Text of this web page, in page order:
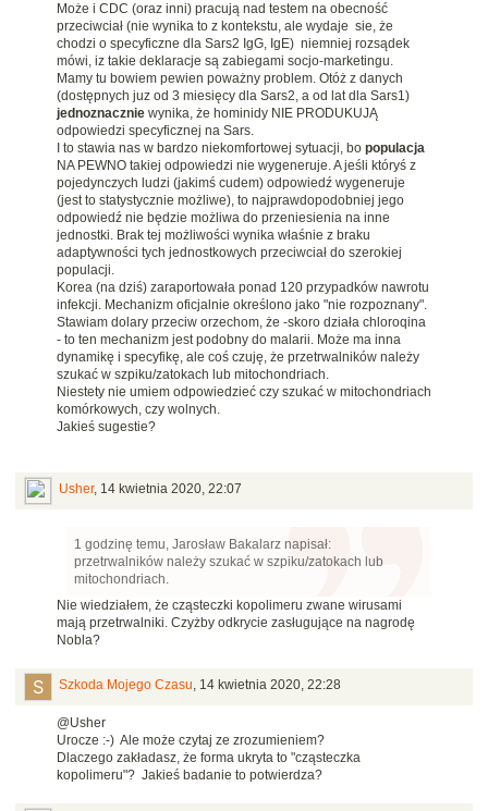
Może i CDC (oraz inni) pracują nad testem na obecność
przeciwciał (nie wynika to z kontekstu, ale wydaje sie, że
chodzi o specyficzne dla Sars2 IgG, IgE) niemniej rozsądek
mówi, iz takie deklaracje są zabiegami socjo-marketingu.
Mamy tu bowiem pewien poważny problem. Otóż z danych
(dostępnych juz od 3 miesięcy dla Sars2, a od lat dla Sars1)
jednoznacznie wynika, że hominidy NIE PRODUKUJĄ
odpowiedzi specyficznej na Sars.
I to stawia nas w bardzo niekomfortowej sytuacji, bo populacja
NA PEWNO takiej odpowiedzi nie wygeneruje. A jeśli któryś z
pojedynczych ludzi (jakimś cudem) odpowiedź wygeneruje
(jest to statystycznie możliwe), to najprawdopodobniej jego
odpowiedź nie będzie możliwa do przeniesienia na inne
jednostki. Brak tej możliwości wynika właśnie z braku
adaptywności tych jednostkowych przeciwciał do szerokiej
populacji.
Korea (na dziś) zaraportowała ponad 120 przypadków nawrotu
infekcji. Mechanizm oficjalnie określono jako "nie rozpoznany".
Stawiam dolary przeciw orzechom, że -skoro działa chloroqina
- to ten mechanizm jest podobny do malarii. Może ma inna
dynamikę i specyfikę, ale coś czuję, że przetrwalników należy
szukać w szpiku/zatokach lub mitochondriach.
Niestety nie umiem odpowiedzieć czy szukać w mitochondriach
komórkowych, czy wolnych.
Jakieś sugestie?
Usher, 14 kwietnia 2020, 22:07
1 godzinę temu, Jarosław Bakalarz napisał:
przetrwalników należy szukać w szpiku/zatokach lub
mitochondriach.
Nie wiedziałem, że cząsteczki kopolimeru zwane wirusami
mają przetrwalniki. Czyżby odkrycie zasługujące na nagrodę
Nobla?
Szkoda Mojego Czasu, 14 kwietnia 2020, 22:28
@Usher
Urocze :-) Ale może czytaj ze zrozumieniem?
Dlaczego zakładasz, że forma ukryta to "cząsteczka
kopolimeru"? Jakieś badanie to potwierdza?